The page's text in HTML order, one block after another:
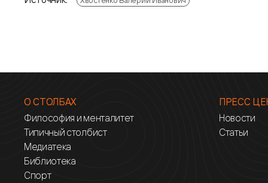
О СТОЛБАХ
Философия и менталитет
Типичный столбист
Медиатека
Библиотека
Спорт
ПРЕСС
Новости
Статьи